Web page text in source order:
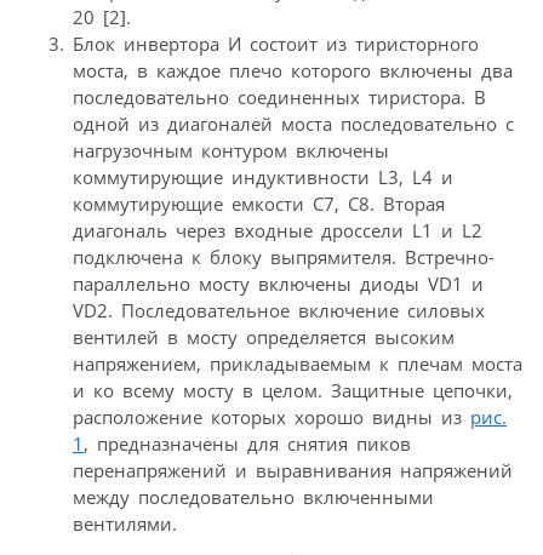
20 [2].
Блок инвертора И состоит из тиристорного
моста, в каждое плечо которого включены два
последовательно соединенных тиристора. В
одной из диагоналей моста последовательно с
нагрузочным контуром включены
коммутирующие индуктивности L3, L4 и
коммутирующие емкости С7, С8. Вторая
диагональ через входные дроссели L1 и L2
подключена к блоку выпрямителя. Встречно-
параллельно мосту включены диоды VD1 и
VD2. Последовательное включение силовых
вентилей в мосту определяется высоким
напряжением, прикладываемым к плечам моста
и ко всему мосту в целом. Защитные цепочки,
расположение которых хорошо видны из рис.
1 , предназначены для снятия пиков
перенапряжений и выравнивания напряжений
между последовательно включенными
вентилями.